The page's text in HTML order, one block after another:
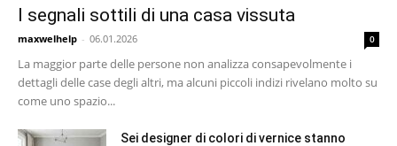
I segnali sottili di una casa vissuta
maxwelhelp - 06.01.2026 0
La maggior parte delle persone non analizza consapevolmente i
dettagli delle case degli altri, ma alcuni piccoli indizi rivelano molto su
come uno spazio...
Sei designer di colori di vernice stanno